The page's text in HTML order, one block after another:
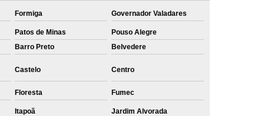
Label de Malhas
Private Label Roupas
Sublimação Camiseta Algodão
Sublimação de Camisetas de Algodão
Sublimação em Camisetas
Sublimação em Camisetas Lisas
Sublimação em Tecido de Algodão
Formiga Governador Valadares
Patos de Minas
Pouso Alegre
Barro Preto Belvedere
Castelo Centro
Floresta Fumec
Itapoã Jardim Alvorada